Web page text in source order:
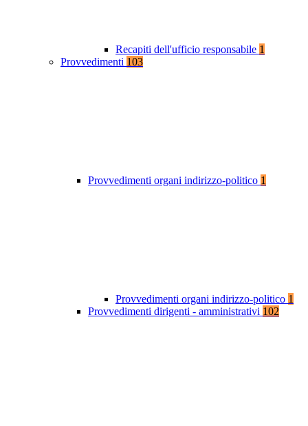
Recapiti dell'ufficio responsabile 1
Provvedimenti 103
Provvedimenti organi indirizzo-politico 1
Provvedimenti organi indirizzo-politico 1
Provvedimenti dirigenti - amministrativi 102